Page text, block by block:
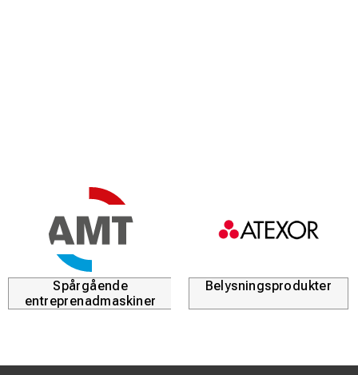
Spårgående
entreprenadmaskiner
Belysningsprodukter